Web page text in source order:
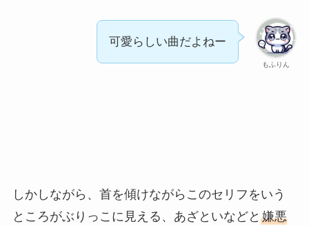
もふりん
可愛らしい曲だよねー
しかしながら、首を傾けながらこのセリフをいう
ところがぶりっこに見える、あざといなどと 嫌悪